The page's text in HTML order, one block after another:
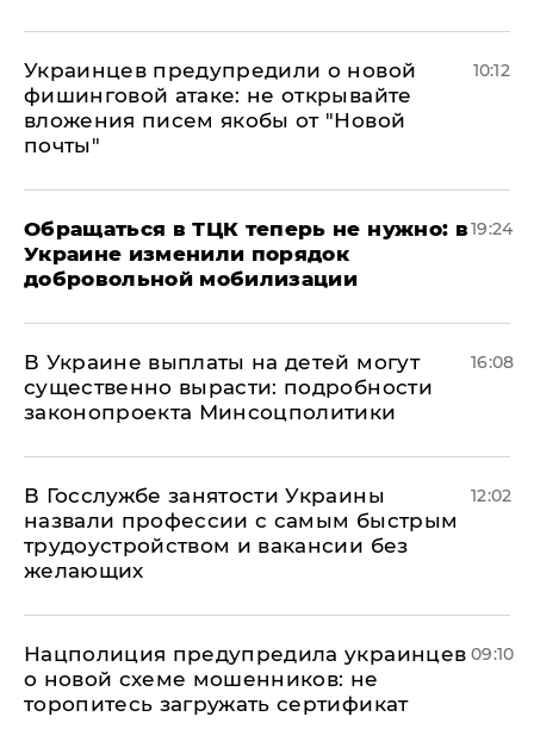
Украинцев предупредили о новой
фишинговой атаке: не открывайте
вложения писем якобы от "Новой
почты"
10:12
Обращаться в ТЦК теперь не нужно: в
Украине изменили порядок
добровольной мобилизации
19:24
В Украине выплаты на детей могут
существенно вырасти: подробности
законопроекта Минсоцполитики
16:08
В Госслужбе занятости Украины
назвали профессии с самым быстрым
трудоустройством и вакансии без
желающих
12:02
Нацполиция предупредила украинцев
о новой схеме мошенников: не
торопитесь загружать сертификат
09:10